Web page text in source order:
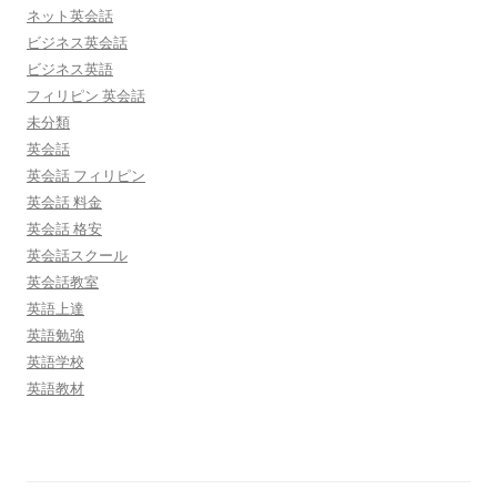
ネット英会話
ビジネス英会話
ビジネス英語
フィリピン 英会話
未分類
英会話
英会話 フィリピン
英会話 料金
英会話 格安
英会話スクール
英会話教室
英語上達
英語勉強
英語学校
英語教材